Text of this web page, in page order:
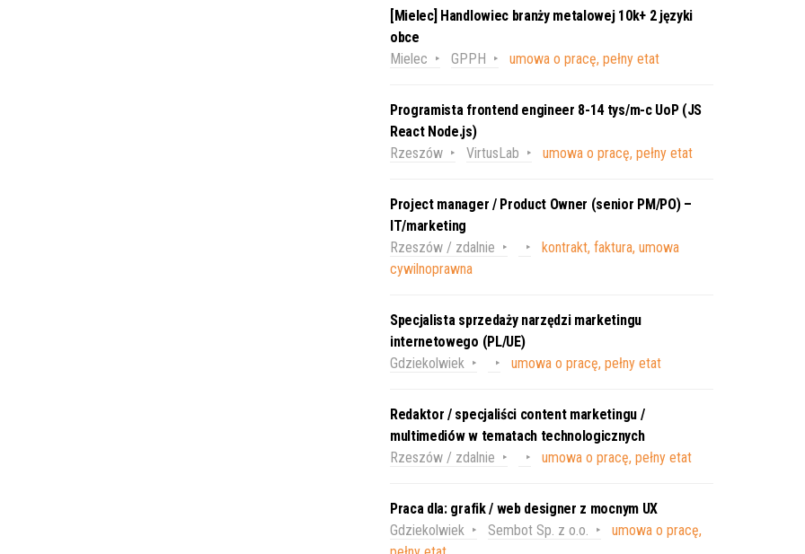
[Mielec] Handlowiec branży metalowej 10k+ 2 języki
obce
Mielec
GPPH umowa o pracę, pełny etat
Programista frontend engineer 8-14 tys/m-c UoP (JS
React Node.js)
Rzeszów
VirtusLab umowa o pracę, pełny etat
Project manager / Product Owner (senior PM/PO) –
IT/marketing
Rzeszów / zdalnie
kontrakt, faktura, umowa
cywilnoprawna
Specjalista sprzedaży narzędzi marketingu
internetowego (PL/UE)
Gdziekolwiek
umowa o pracę, pełny etat
Redaktor / specjaliści content marketingu /
multimediów w tematach technologicznych
Rzeszów / zdalnie
umowa o pracę, pełny etat
Praca dla: grafik / web designer z mocnym UX
Gdziekolwiek
Sembot Sp. z o.o.
umowa o pracę,